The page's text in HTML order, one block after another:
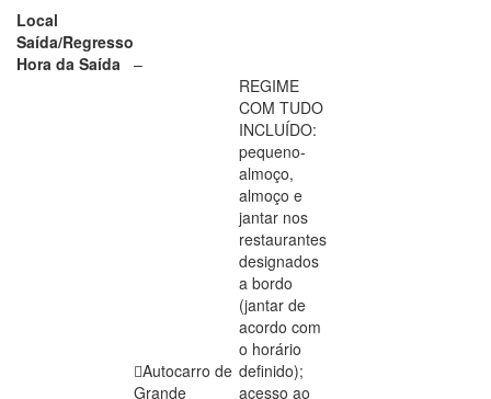
Local
Saída/Regresso
Hora da Saída –
Autocarro de
Grande
REGIME
COM TUDO
INCLUÍDO:
pequeno-
almoço,
almoço e
jantar nos
restaurantes
designados
a bordo
(jantar de
acordo com
o horário
definido);
acesso ao